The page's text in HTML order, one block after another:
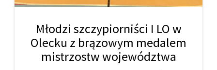
Młodzi szczypiorniści I LO w
Olecku z brązowym medalem
mistrzostw województwa